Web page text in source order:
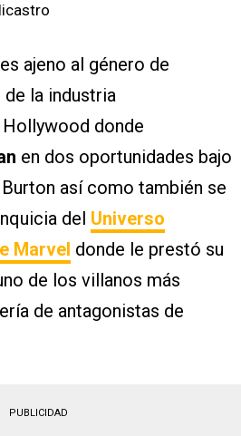
ajeno al género de
la industria
donde
en dos oportunidades bajo
así como también se
del Universo
Marvel donde le prestó su
de los villanos más
de antagonistas de
PUBLICIDAD